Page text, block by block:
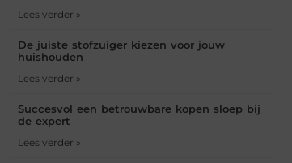
Lees verder »
De juiste stofzuiger kiezen voor jouw
huishouden
Lees verder »
Succesvol een betrouwbare kopen sloep bij
de expert
Lees verder »